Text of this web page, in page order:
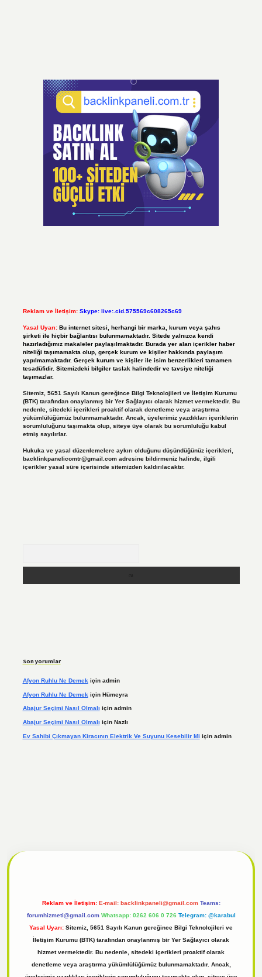
Reklam ve İletişim: Skype: live:.cid.575569c608265c69
Yasal Uyarı: Bu internet sitesi, herhangi bir marka, kurum veya şahıs
şirketi ile hiçbir bağlantısı bulunmamaktadır. Sitede yalnızca kendi
hazırladığımız makaleler paylaşılmaktadır. Burada yer alan içerikler haber
niteliği taşımamakta olup, gerçek kurum ve kişiler hakkında paylaşım
yapılmamaktadır. Gerçek kurum ve kişiler ile isim benzerlikleri tamamen
tesadüfidir. Sitemizdeki bilgiler taslak halindedir ve tavsiye niteliği
taşımazlar.
Sitemiz, 5651 Sayılı Kanun gereğince Bilgi Teknolojileri ve İletişim Kurumu
(BTK) tarafından onaylanmış bir Yer Sağlayıcı olarak hizmet vermektedir. Bu
nedenle, sitedeki içerikleri proaktif olarak denetleme veya araştırma
yükümlülüğümüz bulunmamaktadır. Ancak, üyelerimiz yazdıkları içeriklerin
sorumluluğunu taşımakta olup, siteye üye olarak bu sorumluluğu kabul
etmiş sayılırlar.
Hukuka ve yasal düzenlemelere aykırı olduğunu düşündüğünüz içerikleri,
backlinkpanelicomtr@gmail.comadresine bildirmeniz halinde, ilgili
içerikler yasal süre içerisinde sitemizden kaldırılacaktır.
Son yorumlar
Afyon Ruhlu Ne Demek için admin
Afyon Ruhlu Ne Demek için Hümeyra
Abajur Seçimi Nasıl Olmalı için admin
Abajur Seçimi Nasıl Olmalı için Nazlı
Ev Sahibi Çıkmayan Kiracının Elektrik Ve Suyunu Kesebilir Mi için admin
Reklam ve İletişim: E-mail: backlinkpaneli@gmail.com Teams:
forumhizmeti@gmail.com Whatsapp: 0262 606 0 726 Telegram: @karabul
Yasal Uyarı: Sitemiz, 5651 Sayılı Kanun gereğince Bilgi Teknolojileri ve
İletişim Kurumu (BTK) tarafından onaylanmış bir Yer Sağlayıcı olarak
hizmet vermektedir. Bu nedenle, sitedeki içerikleri proaktif olarak
denetleme veya araştırma yükümlülüğümüz bulunmamaktadır. Ancak,